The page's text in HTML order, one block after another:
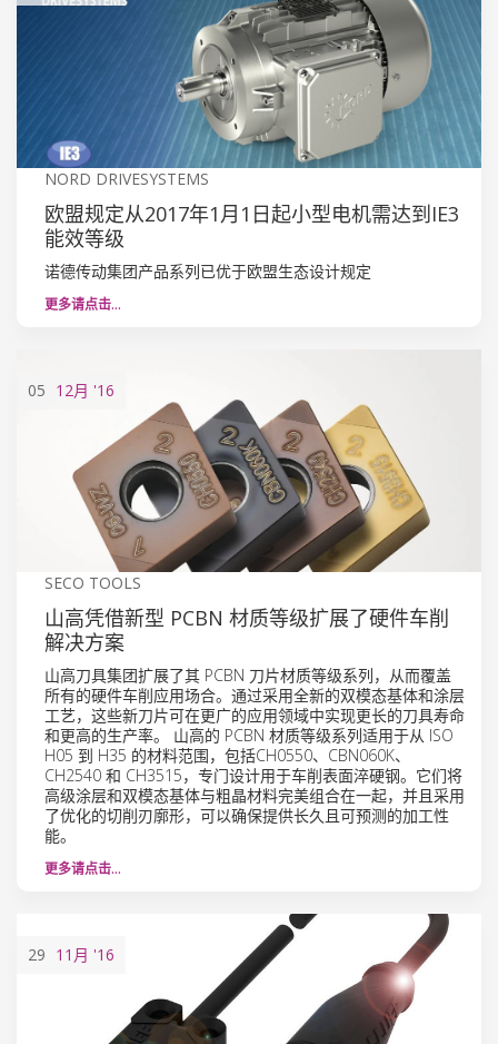
NORD DRIVESYSTEMS
欧盟规定从2017年1月1日起小型电机需达到IE3
能效等级
诺德传动集团产品系列已优于欧盟生态设计规定
更多请点击…
05 12月 '16
SECO TOOLS
山高凭借新型 PCBN 材质等级扩展了硬件车削
解决方案
山高刀具集团扩展了其 PCBN 刀片材质等级系列，从而覆盖
所有的硬件车削应用场合。通过采用全新的双模态基体和涂层
工艺，这些新刀片可在更广的应用领域中实现更长的刀具寿命
和更高的生产率。 山高的 PCBN 材质等级系列适用于从 ISO
H05 到 H35 的材料范围，包括CH0550、CBN060K、
CH2540 和 CH3515，专门设计用于车削表面淬硬钢。它们将
高级涂层和双模态基体与粗晶材料完美组合在一起，并且采用
了优化的切削刃廓形，可以确保提供长久且可预测的加工性
能。
更多请点击…
29 11月 '16